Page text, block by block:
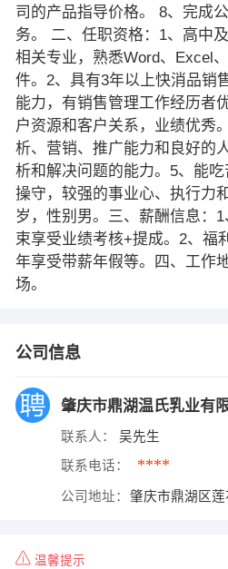
司的产品指导价格。 8、完成
务。 二、任职资格：1、高中
相关专业，熟悉Word、Excel
件。2、具有3年以上快消品销
能力，有销售管理工作经历者
户资源和客户关系，业绩优秀
析、营销、推广能力和良好的
析和解决问题的能力。5、能
操守，较强的事业心、执行力
岁，性别男。三、薪酬信息：
束享受业绩考核+提成。2、福
年享受带薪年假等。四、工作
场。
公司信息
肇庆市鼎湖温氏乳业有
联系人： 吴先生
联系电话： ****
公司地址： 肇庆市鼎湖区
温馨提示